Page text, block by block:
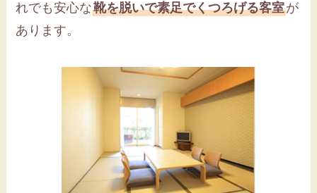
れでも安心な靴を脱いで素足でくつろげる客室が
あります。